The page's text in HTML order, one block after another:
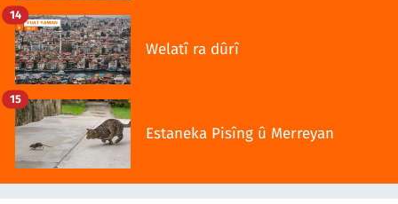
Welatî ra dûrî
14
Estaneka Pisîng û Merreyan
15